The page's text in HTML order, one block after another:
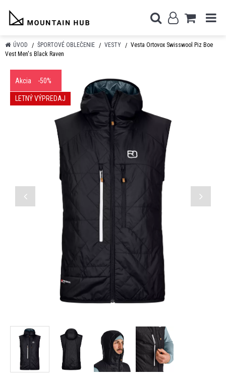
ÚVOD ŠPORTOVÉ OBLEČENIE VESTY
Vesta Ortovox Swisswool Piz Boe
Vest Men's Black Raven
Akcia -50%
LETNÝ VÝPREDAJ